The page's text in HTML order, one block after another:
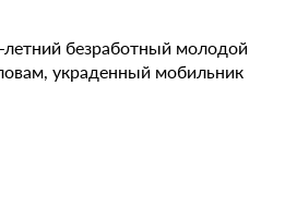
безработный молодой
украденный мобильник